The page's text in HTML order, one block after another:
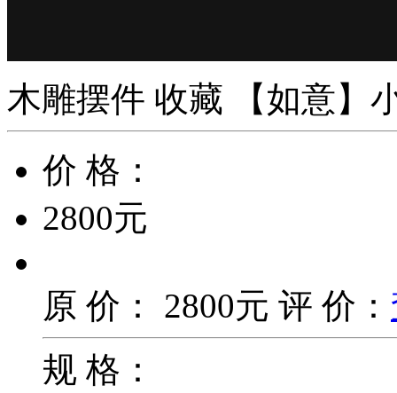
木雕摆件 收藏
【如意】
价 格：
2800元
原 价： 2800元 评 价：
规 格：